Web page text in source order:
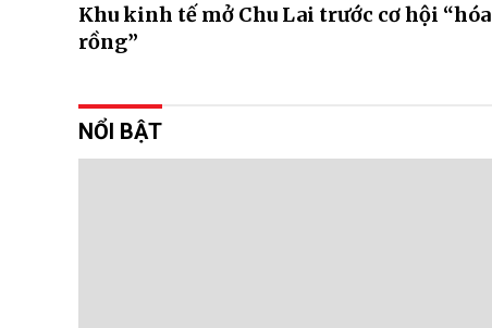
Khu kinh tế mở Chu Lai trước cơ hội “hóa
rồng”
NỔI BẬT